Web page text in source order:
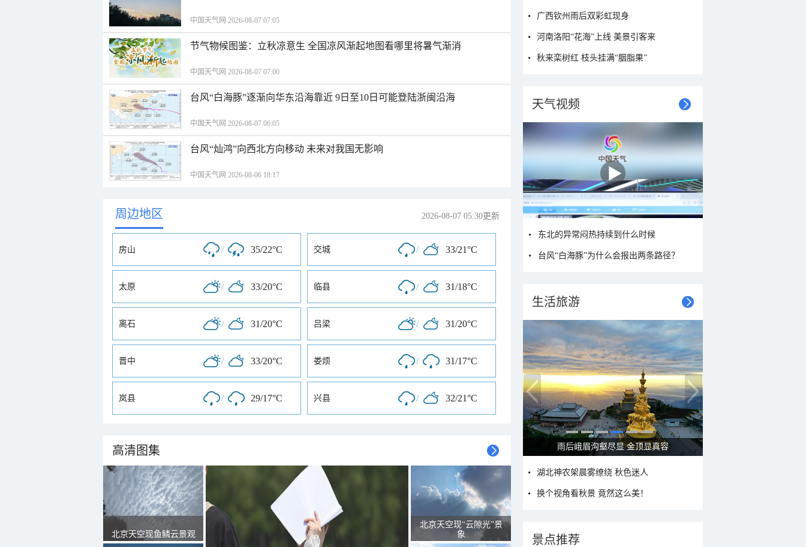
中国天气网 2026-08-07 07:05
节气物候图鉴：立秋凉意生 全国凉风渐起地图看哪里将暑气渐消
中国天气网 2026-08-07 07:00
台风“白海豚”逐渐向华东沿海靠近 9日至10日可能登陆浙闽沿海
中国天气网 2026-08-07 06:05
台风“灿鸿”向西北方向移动 未来对我国无影响
中国天气网 2026-08-06 18:17
周边地区 2026-08-07 05:30更新
房山 / 35/22°C 交城 / 33/21°C
太原 / 33/20°C 临县 / 31/18°C
离石 / 31/20°C 吕梁 / 31/20°C
晋中 / 33/20°C 娄烦 / 31/17°C
岚县 / 29/17°C 兴县 / 32/21°C
高清图集
北京天空现鱼鳞云景观
北京天空现“云隙光”景
象
广西钦州雨后双彩虹现身
河南洛阳“花海”上线 美景引客来
秋来栾树红 枝头挂满“胭脂果”
天气视频
东北的异常闷热持续到什么时候
台风“白海豚”为什么会报出两条路径？
生活旅游
雨后峨眉沟壑尽显 金顶显真容
湖北神农架晨雾缭绕 秋色迷人
换个视角看秋景 竟然这么美！
景点推荐